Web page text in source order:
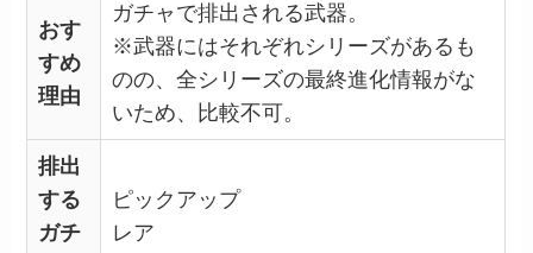
おす
すめ
理由
ガチャで排出される武器。
※武器にはそれぞれシリーズがあるも
のの、全シリーズの最終進化情報がな
いため、比較不可。
排出
する
ガチ
ピックアップ
レア